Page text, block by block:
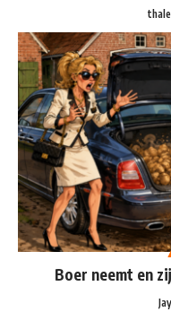
Boer neemt en
Jay